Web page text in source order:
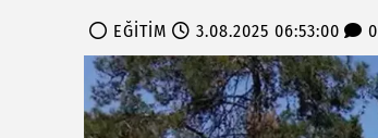
EĞİTİM 3.08.2025 06:53:00 0